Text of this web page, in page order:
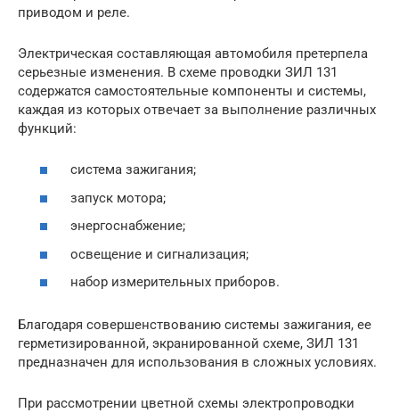
приводом и реле.
Электрическая составляющая автомобиля претерпела
серьезные изменения. В схеме проводки ЗИЛ 131
содержатся самостоятельные компоненты и системы,
каждая из которых отвечает за выполнение различных
функций:
система зажигания;
запуск мотора;
энергоснабжение;
освещение и сигнализация;
набор измерительных приборов.
Благодаря совершенствованию системы зажигания, ее
герметизированной, экранированной схеме, ЗИЛ 131
предназначен для использования в сложных условиях.
При рассмотрении цветной схемы электропроводки